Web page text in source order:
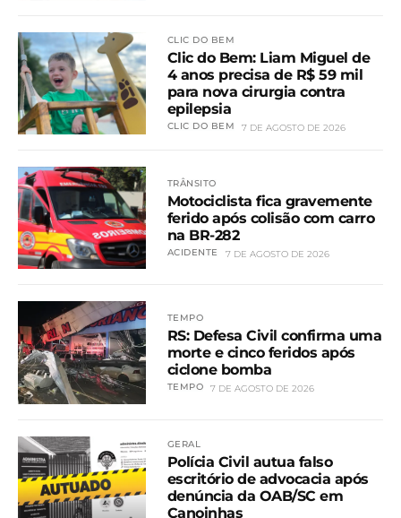
CLIC DO BEM
Clic do Bem: Liam Miguel de
4 anos precisa de R$ 59 mil
para nova cirurgia contra
epilepsia
CLIC DO BEM 7 DE AGOSTO DE 2026
TRÂNSITO
Motociclista fica gravemente
ferido após colisão com carro
na BR-282
ACIDENTE 7 DE AGOSTO DE 2026
TEMPO
RS: Defesa Civil confirma uma
morte e cinco feridos após
ciclone bomba
TEMPO 7 DE AGOSTO DE 2026
GERAL
Polícia Civil autua falso
escritório de advocacia após
denúncia da OAB/SC em
Canoinhas